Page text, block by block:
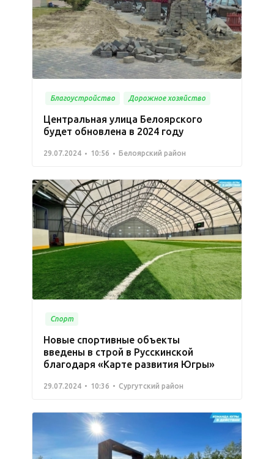
Благоустройство Дорожное хозяйство
Центральная улица Белоярского
будет обновлена в 2024 году
29.07.2024 10:56 Белоярский район
Спорт
Новые спортивные объекты
введены в строй в Русскинской
благодаря «Карте развития Югры»
29.07.2024 10:36 Сургутский район